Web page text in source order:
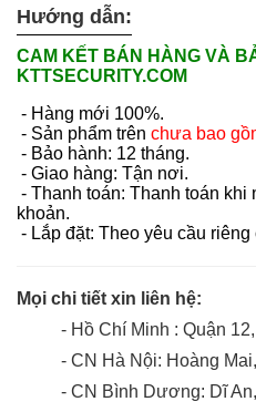
Hướng dẫn:
CAM KẾT BÁN HÀNG VÀ
KTTSECURITY.COM
- Hàng mới 100%.
- Sản phẩm trên chưa bao
- Bảo hành: 12 tháng.
- Giao hàng: Tận nơi.
- Thanh toán: Thanh toán khi
khoản.
- Lắp đặt: Theo yêu cầu riêng
Mọi chi tiết xin liên hệ:
- Hồ Chí Minh : Quận
- CN Hà Nội: Hoàng
- CN Bình Dương: Dĩ